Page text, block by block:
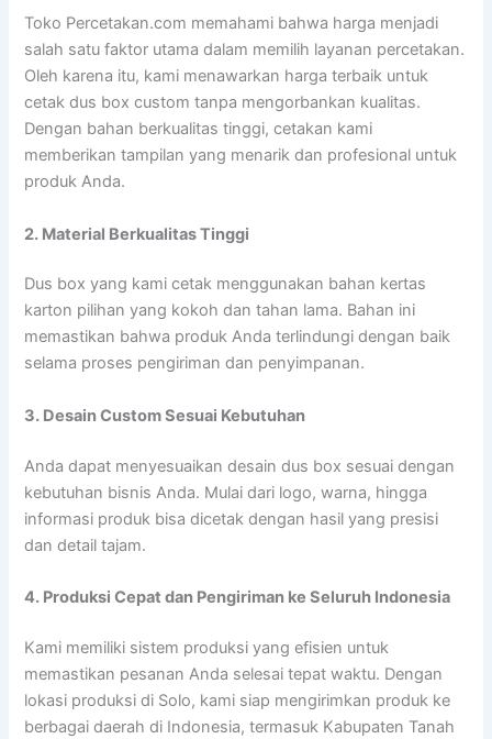
Toko Percetakan.com memahami bahwa harga menjadi
salah satu faktor utama dalam memilih layanan percetakan.
Oleh karena itu, kami menawarkan harga terbaik untuk
cetak dus box custom tanpa mengorbankan kualitas.
Dengan bahan berkualitas tinggi, cetakan kami
memberikan tampilan yang menarik dan profesional untuk
produk Anda.
2. Material Berkualitas Tinggi
Dus box yang kami cetak menggunakan bahan kertas
karton pilihan yang kokoh dan tahan lama. Bahan ini
memastikan bahwa produk Anda terlindungi dengan baik
selama proses pengiriman dan penyimpanan.
3. Desain Custom Sesuai Kebutuhan
Anda dapat menyesuaikan desain dus box sesuai dengan
kebutuhan bisnis Anda. Mulai dari logo, warna, hingga
informasi produk bisa dicetak dengan hasil yang presisi
dan detail tajam.
4. Produksi Cepat dan Pengiriman ke Seluruh Indonesia
Kami memiliki sistem produksi yang efisien untuk
memastikan pesanan Anda selesai tepat waktu. Dengan
lokasi produksi di Solo, kami siap mengirimkan produk ke
berbagai daerah di Indonesia, termasuk Kabupaten Tanah